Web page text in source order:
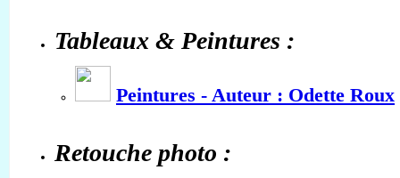
Tableaux & Peintures :
Peintures - Auteur : Odette Roux
Retouche photo :